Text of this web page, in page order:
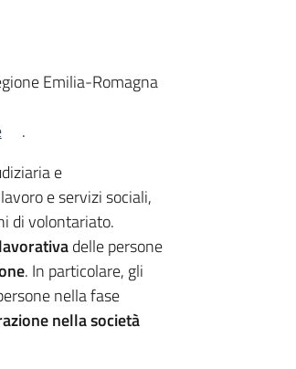
Emilia-Romagna
.
e
e servizi sociali,
di volontariato.
delle persone
. In particolare, gli
nella fase
nella società